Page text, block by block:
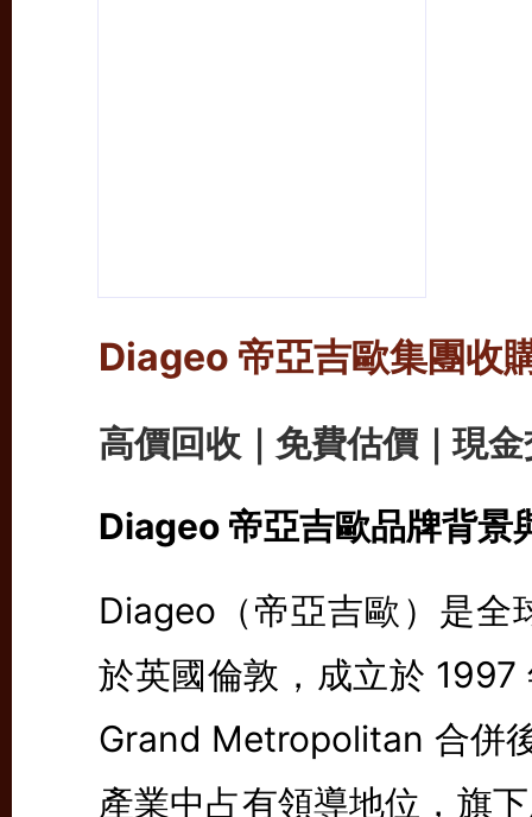
Diageo 帝亞吉歐集團收
高價回收｜免費估價｜現
Diageo 帝亞吉歐品牌背景
Diageo（帝亞吉歐）是全
於英國倫敦，成立於
Grand Metropolitan 合併
產業中占有領導地位，旗